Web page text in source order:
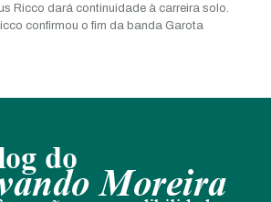
Ricco dará continuidade à carreira solo.
confirmou o fim da banda Garota